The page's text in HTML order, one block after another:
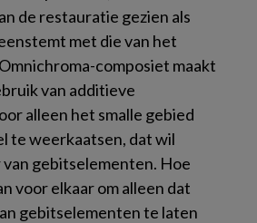
de restauratie gezien als
met die van het
composiet maakt
van additieve
alleen het smalle gebied
te weerkaatsen, dat wil
van gebitselementen. Hoe
voor elkaar om alleen dat
gebitselementen te laten